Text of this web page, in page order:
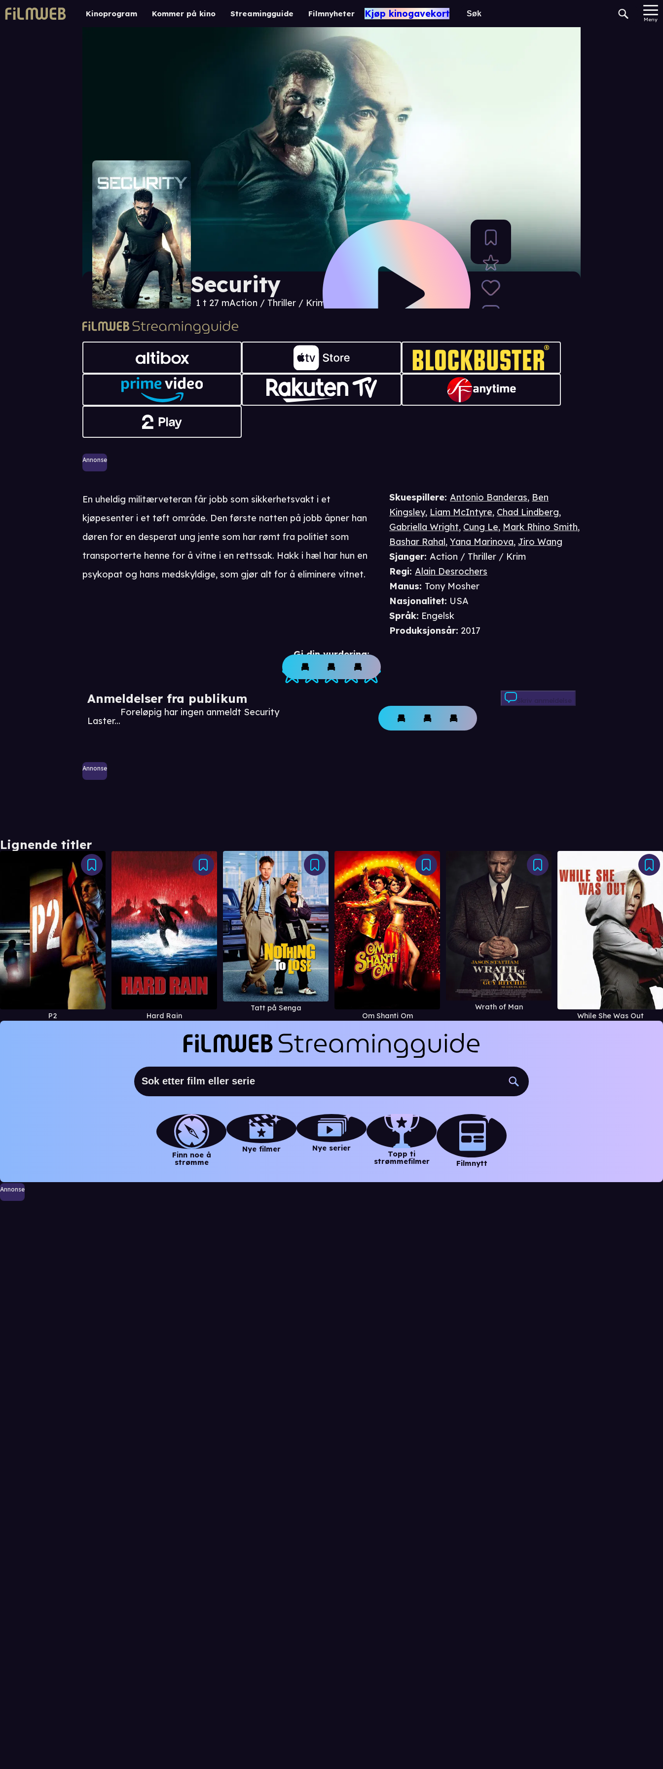
Kinoprogram Kommer på kino Streamingguide Filmnyheter Kjøp kinogavekort
Meny
Security
1 t 27 mAction / Thriller / Krim
Annonse
Gi din vurdering:
Anmeldelser fra publikum
Laster...
Foreløpig har ingen anmeldt Security
Skriv anmeldelse
Annonse
Skuespillere:Antonio Banderas, Ben
Kingsley, Liam McIntyre, Chad Lindberg,
Gabriella Wright, Cung Le, Mark Rhino Smith,
Bashar Rahal,Yana Marinova,Jiro Wang
Sjanger:Action / Thriller / Krim
Regi:Alain Desrochers
Manus: Tony Mosher
Nasjonalitet: USA
Språk: Engelsk
Produksjonsår: 2017
En uheldig militærveteran får jobb som sikkerhetsvakt i et
kjøpesenter i et tøft område. Den første natten på jobb åpner han
døren for en desperat ung jente som har rømt fra politiet som
transporterte henne for å vitne i en rettssak. Hakk i hæl har hun en
psykopat og hans medskyldige, som gjør alt for å eliminere vitnet.
Lignende titler
P2 Hard Rain
Tatt på Senga
Om Shanti Om
Wrath of Man
While She Was Out
Finn noe å
strømme
Nye filmer Nye serier
Topp ti
strømmefilmer
Filmnytt
Annonse